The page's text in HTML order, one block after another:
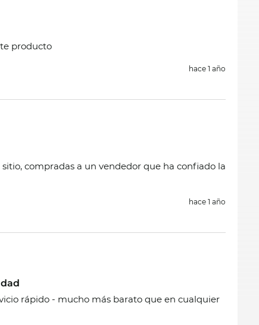
producto
hace 1 año
compradas a un vendedor que ha confiado la
hace 1 año
rápido - mucho más barato que en cualquier